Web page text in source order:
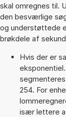
skal omregnes til.
den besværlige
og understøttede
brøkdele af
Hvis der er
segmenteres
254. For
især lettere